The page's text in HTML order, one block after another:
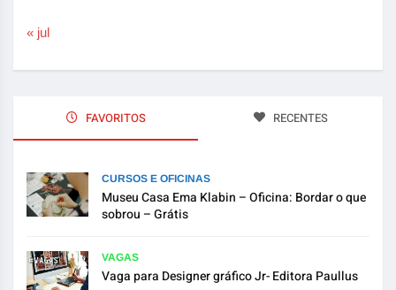
« jul
FAVORITOS RECENTES
CURSOS E OFICINAS
Museu Casa Ema Klabin – Oficina: Bordar o que
sobrou – Grátis
VAGAS
Vaga para Designer gráfico Jr- Editora Paullus